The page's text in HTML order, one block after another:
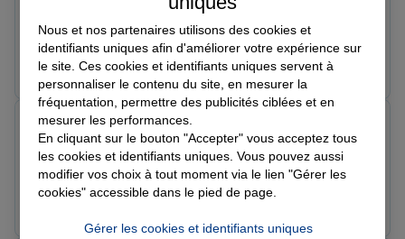
Prendre un RDV Voir l'agence
Note de 5 sur 5
Le 27/02/2026 - Agence DOLE CLEMENCEAU
Eric B.
Prendre un RDV Voir l'agence
Nous et nos partenaires utilisons des cookies et
identifiants uniques afin d'améliorer votre expérience sur
le site. Ces cookies et identifiants uniques servent à
personnaliser le contenu du site, en mesurer la
fréquentation, permettre des publicités ciblées et en
mesurer les performances.
En cliquant sur le bouton "Accepter" vous acceptez tous
les cookies et identifiants uniques. Vous pouvez aussi
modifier vos choix à tout moment via le lien "Gérer les
cookies" accessible dans le pied de page.
Gérer les cookies et identifiants uniques